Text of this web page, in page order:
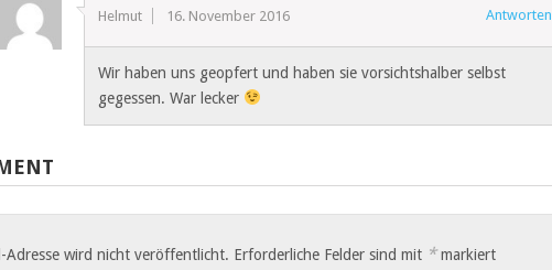
Helmut 16. November 2016 Antworten
Wir haben uns geopfert und haben sie vorsichtshalber selbst
gegessen. War lecker
Adresse wird nicht veröffentlicht. Erforderliche Felder sind mit *markiert